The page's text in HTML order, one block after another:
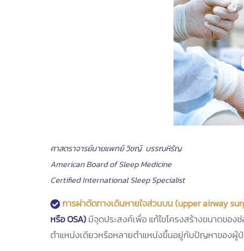
ศาสตราจารย์นายแพทย์ วิชญ์ บรรณหิรัญ
American Board of Sleep Medicine
Certified International Sleep Specialist
การผ่าตัดทางเดินหายใจส่วนบน (upper airway
หรือ OSA)มีจุดประสงค์เพื่อ แก้ไขโครงสร้างขนาดของ
ตำแหน่งเดียวหรือหลายตำแหน่งขึ้นอยู่กับปัญหาของผู้